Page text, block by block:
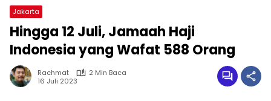
Jakarta
Hingga 12 Juli, Jamaah Haji
Indonesia yang Wafat 588 Orang
Rachmat
2 Min Baca
16 Juli 2023